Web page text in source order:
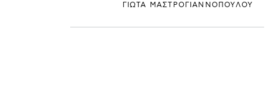
ΓΙΩΤΑ ΜΑΣΤΡΟΓΙΑΝΝΟΠΟΥΛΟΥ